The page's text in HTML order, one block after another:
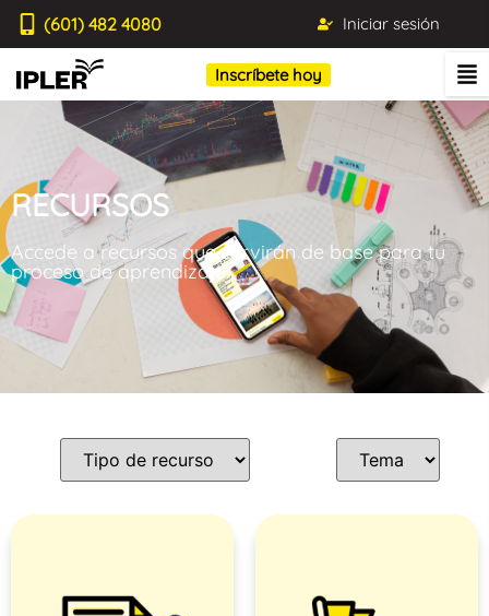
(601) 482 4080 Iniciar sesión
Inscríbete hoy
RECURSOS
Accede a recursos que servirán de base para tu
proceso de aprendizaje.